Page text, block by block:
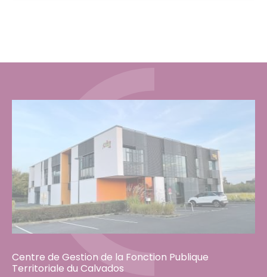
Centre de Gestion de la Fonction Publique
Territoriale du Calvados